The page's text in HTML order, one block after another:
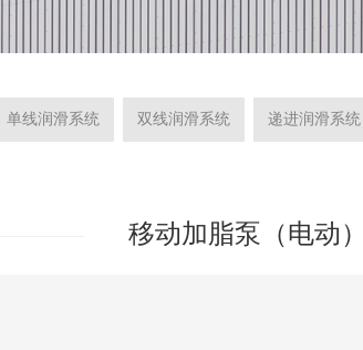
单线润滑系统 双线润滑系统 递进润滑系统
移动加脂泵（电动）